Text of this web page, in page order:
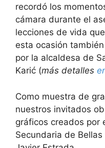
recordó los
cámara durante el
lecciones de vida
esta ocasión
por la alcaldesa de
Karić (más detalles
Como muestra de
nuestros invitados
gráficos creados por
Secundaria de